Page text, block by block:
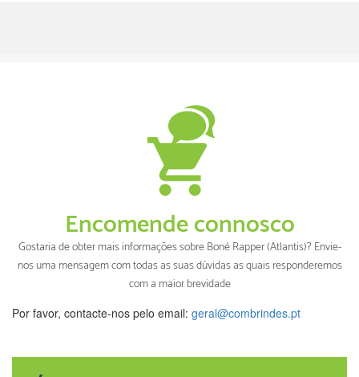
Encomende connosco
Gostaria de obter mais informações sobre Boné Rapper (Atlantis)? Envie-
nos uma mensagem com todas as suas dúvidas as quais responderemos
com a maior brevidade
Por favor, contacte-nos pelo email: geral@combrindes.pt